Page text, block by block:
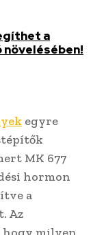
a
egyre
MK 677
hormon
a
Az